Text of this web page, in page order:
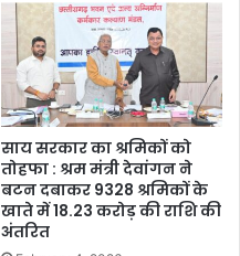
साय सरकार का श्रमिकों को
तोहफा : श्रम मंत्री देवांगन ने
बटन दबाकर 9328 श्रमिकों के
खाते में 18.23 करोड़ की राशि की
अंतरित